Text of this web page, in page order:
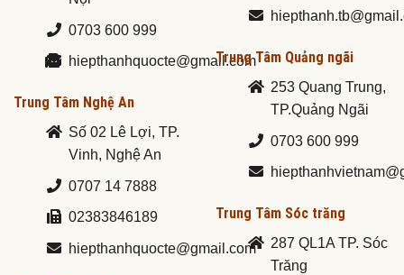
0703 600 999
hiepthanhquocte@gmail.com
Trung Tâm Nghệ An
Số 02 Lê Lợi, TP.
Vinh, Nghệ An
0707 14 7888
02383846189
hiepthanhquocte@gmail.com
Trung Tâm Quảng ngãi
253 Quang Trung,
TP.Quảng Ngãi
0703 600 999
Trung Tâm Sóc trăng
287 QL1A TP. Sóc
Trăng